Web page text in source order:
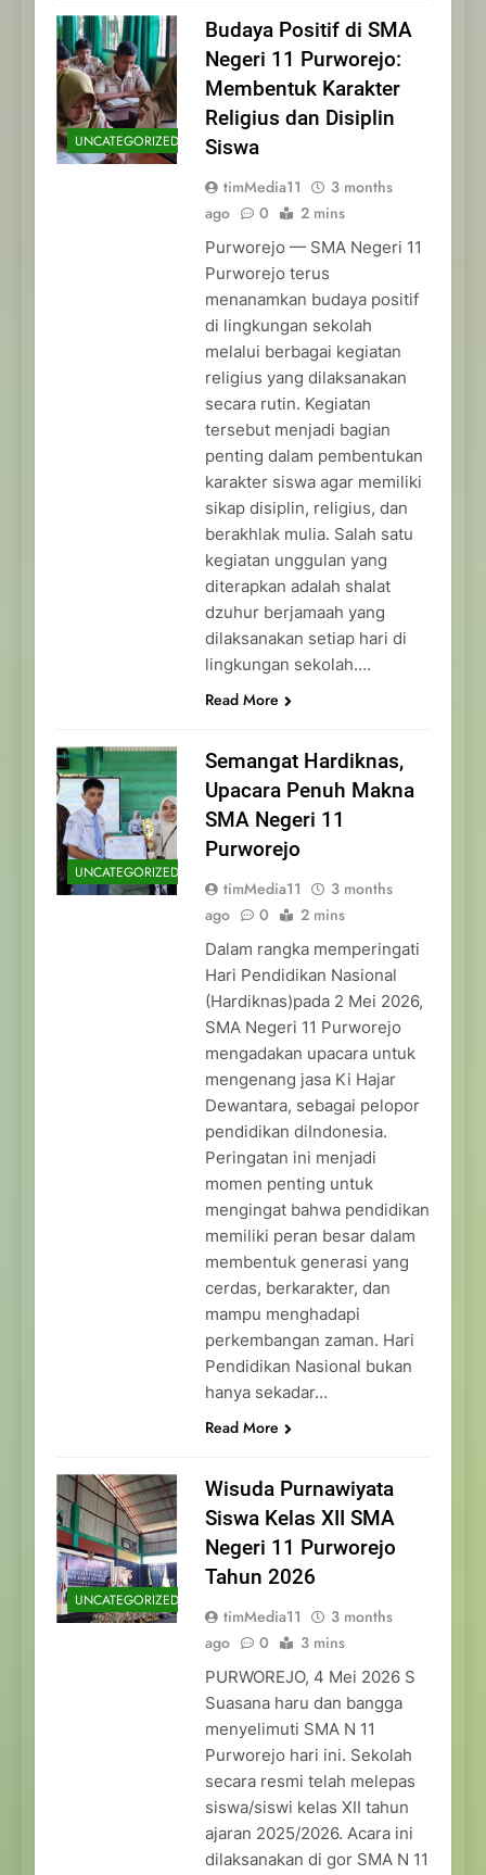
UNCATEGORIZED
Budaya Positif di SMA
Negeri 11 Purworejo:
Membentuk Karakter
Religius dan Disiplin
Siswa
timMedia11
3 months
ago
0 2 mins
Purworejo — SMA Negeri 11
Purworejo terus
menanamkan budaya positif
di lingkungan sekolah
melalui berbagai kegiatan
religius yang dilaksanakan
secara rutin. Kegiatan
tersebut menjadi bagian
penting dalam pembentukan
karakter siswa agar memiliki
sikap disiplin, religius, dan
berakhlak mulia. Salah satu
kegiatan unggulan yang
diterapkan adalah shalat
dzuhur berjamaah yang
dilaksanakan setiap hari di
lingkungan sekolah….
Read More
UNCATEGORIZED
Semangat Hardiknas,
Upacara Penuh Makna
SMA Negeri 11
Purworejo
timMedia11
3 months
ago
0 2 mins
Dalam rangka memperingati
Hari Pendidikan Nasional
(Hardiknas)pada 2 Mei 2026,
SMA Negeri 11 Purworejo
mengadakan upacara untuk
mengenang jasa Ki Hajar
Dewantara, sebagai pelopor
pendidikan diIndonesia.
Peringatan ini menjadi
momen penting untuk
mengingat bahwa pendidikan
memiliki peran besar dalam
membentuk generasi yang
cerdas, berkarakter, dan
mampu menghadapi
perkembangan zaman. Hari
Pendidikan Nasional bukan
hanya sekadar…
Read More
UNCATEGORIZED
Wisuda Purnawiyata
Siswa Kelas XII SMA
Negeri 11 Purworejo
Tahun 2026
timMedia11
3 months
ago
0 3 mins
PURWOREJO, 4 Mei 2026 S
Suasana haru dan bangga
menyelimuti SMA N 11
Purworejo hari ini. Sekolah
secara resmi telah melepas
siswa/siswi kelas XII tahun
ajaran 2025/2026. Acara ini
dilaksanakan di gor SMA N 11